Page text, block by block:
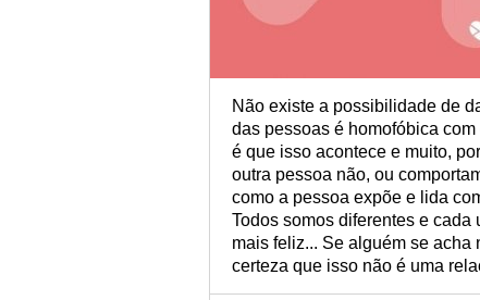
Não existe a possibilidade de
das pessoas é homofóbica
é que isso acontece e muito,
outra pessoa não, ou
como a pessoa expõe e lida
Todos somos diferentes e
mais feliz... Se alguém se acha
certeza que isso não é uma